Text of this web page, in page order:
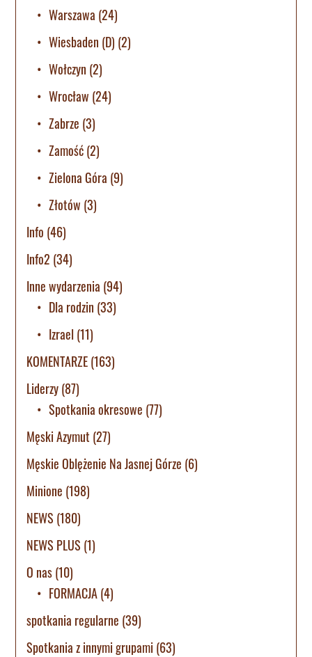
Warszawa (24)
Wiesbaden (D) (2)
Wołczyn (2)
Wrocław (24)
Zabrze (3)
Zamość(2)
Zielona Góra (9)
Złotów (3)
Info (46)
Info2 (34)
Inne wydarzenia (94)
Dla rodzin (33)
Izrael (11)
KOMENTARZE(163)
Liderzy(87)
Spotkania okresowe (77)
Męski Azymut (27)
Męskie Oblężenie Na Jasnej Górze (6)
Minione (198)
NEWS (180)
NEWS PLUS (1)
O nas(10)
FORMACJA(4)
spotkania regularne (39)
Spotkania z innymi grupami (63)